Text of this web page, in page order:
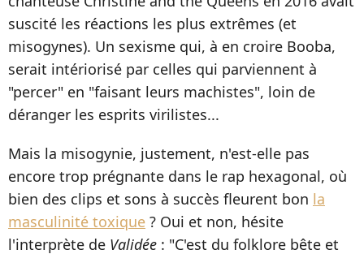
suscité les réactions les plus extrêmes (et
misogynes). Un sexisme qui, à en croire Booba,
serait intériorisé par celles qui parviennent à
"percer" en "faisant leurs machistes", loin de
déranger les esprits virilistes...
Mais la misogynie, justement, n'est-elle pas
encore trop prégnante dans le rap hexagonal, où
bien des clips et sons à succès fleurent bon la
masculinité toxique ? Oui et non, hésite
l'interprète de Validée : "C'est du folklore bête et